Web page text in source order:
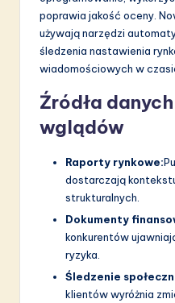
poprawia jakość oceny.
używają narzędzi
śledzenia nastawienia
wiadomościowych w
Źródła
wglądów
Raporty rynkowe:
dostarczają
strukturalnych.
Dokumenty
konkurentów
ryzyka.
Śledzenie
klientów wyróżnia